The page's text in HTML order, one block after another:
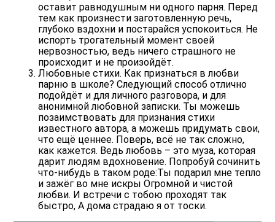
оставит равнодушным ни одного парня. Перед
тем как произнести заготовленную речь,
глубоко вздохни и постарайся успокоиться. Не
испорть трогательный момент своей
нервозностью, ведь ничего страшного не
происходит и не произойдёт.
Любовные стихи. Как признаться в любви
парню в школе? Следующий способ отлично
подойдёт и для личного разговора, и для
анонимной любовной записки. Ты можешь
позаимствовать для признания стихи
известного автора, а можешь придумать свои,
что ещё ценнее. Поверь, всё не так сложно,
как кажется. Ведь любовь – это муза, которая
дарит людям вдохновение. Попробуй сочинить
что-нибудь в таком роде:Ты подарил мне тепло
и зажёг во мне искры Огромной и чистой
любви. И встречи с тобою проходят так
быстро, А дома страдаю я от тоски.